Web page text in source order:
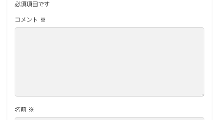
必須項目です
コメント ※
名前 ※